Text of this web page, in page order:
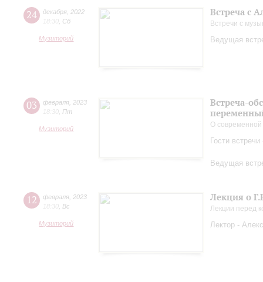
24 декабря 2022
18:30 Сб
Музиторий
Встреча с
Встречи с
Ведущая
03 февраля 2023
18:30 Пт
Музиторий
Встреча-
О
Гости
Ведущая
12 февраля 2023
18:30 Вс
Музиторий
Лекция о
Лекции перед
Лектор -